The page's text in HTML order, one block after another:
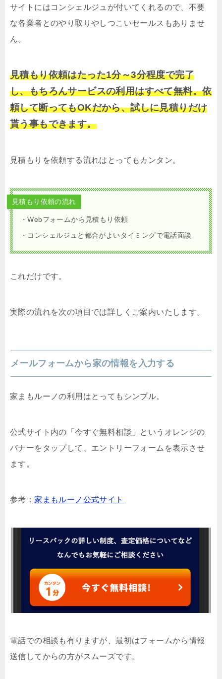
サイトにはコンシェルジュが付いてくれるので、不要
な各業者とのやり取りやしつこいセールスもありませ
ん。
見積もり依頼はたった1分～3分程度で完了
し、もちろんサービスの利用はすべて無料。依
頼して断ってもOKだから、試しに見積りだけ
貰う事もできます。
見積もりを依頼する流れはとってもカンタン。
見積もり依頼の流れ
・Webフォームから見積もり依頼
・コンシェルジュと都合がよいタイミングで電話面談
これだけです。
実際の流れを次の項目では詳しくご案内いたします。
メールフォームから家の情報を入力する
家まもルーノの利用はとってもシンプル。
公式サイト内の「今すぐ無料相談」というオレンジの
バナーをタップして、エントリーフォームを表示させ
ます。
参考：家まもルーノ公式サイト
電話での相談も有りますが、最初はフォームから情報
送信してからの方がスムーズです。